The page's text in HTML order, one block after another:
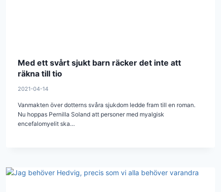
Med ett svårt sjukt barn räcker det inte att
räkna till tio
2021-04-14
Vanmakten över dotterns svåra sjukdom ledde fram till en roman.
Nu hoppas Pernilla Soland att personer med myalgisk
encefalomyelit ska…